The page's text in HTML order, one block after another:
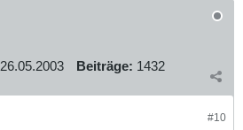
26.05.2003 Beiträge: 1432
#10